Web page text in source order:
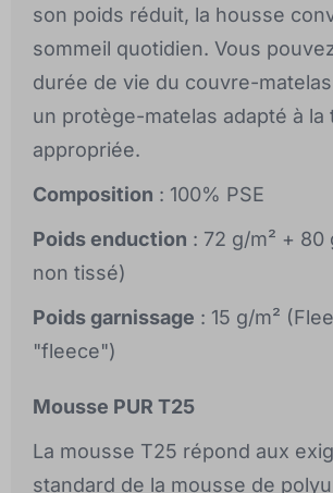
son poids réduit, la housse
sommeil quotidien. Vous
durée de vie du couvre-
un protège-matelas adapté à la
appropriée.
Composition : 100% PSE
Poids enduction : 72 g/m² + 80
non tissé)
Poids garnissage : 15 g/m²
"fleece")
Mousse PUR T25
La mousse T25 répond aux
standard de la mousse de